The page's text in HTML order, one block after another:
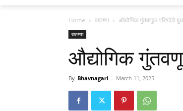
Home बातम्या औद्योगिक गुंतवणूक परिषदेचे
बातम्या
औद्योगिक
By Bhavnagari - March 11, 2025